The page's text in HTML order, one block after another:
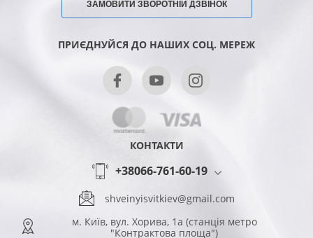
ЗАМОВИТИ ЗВОРОТНІЙ ДЗВІНОК
ПРИЄДНУЙСЯ ДО НАШИХ СОЦ. МЕРЕЖ
КОНТАКТИ
+38066-761-60-19
shveinyisvitkiev@gmail.com
м. Київ, вул. Хорива, 1а (станція метро
"Контрактова площа")